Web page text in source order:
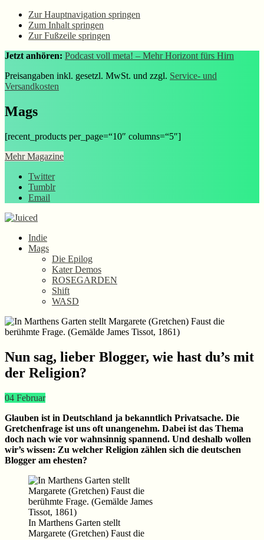
Zur Hauptnavigation springen
Zum Inhalt springen
Zur Fußzeile springen
Jetzt anhören: Podcast voll meta! – Mehr Horizont fürs Hirn
Preisangaben inkl. gesetzl. MwSt. und zzgl. Service- und
Versandkosten
Mags
[recent_products per_page=“10″ columns=“5″]
Mehr Magazine
Twitter
Tumblr
Email
Indie
Mags
Die Epilog
Kater Demos
ROSEGARDEN
Shift
WASD
Nun sag, lieber Blogger, wie hast du’s mit
der Religion?
04 Februar
Glauben ist in Deutschland ja bekanntlich Privatsache. Die
Gretchenfrage ist uns oft unangenehm. Dabei ist das Thema
doch nach wie vor wahnsinnig spannend. Und deshalb wollen
wir’s wissen: Zu welcher Religion zählen sich die deutschen
Blogger am ehesten?
In Marthens Garten stellt
Margarete (Gretchen) Faust die